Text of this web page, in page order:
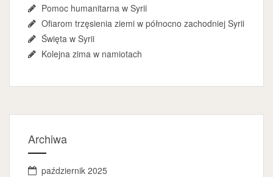
Pomoc humanitarna w Syrii
Ofiarom trzęsienia ziemi w północno zachodniej Syrii
Święta w Syrii
Kolejna zima w namiotach
Archiwa
październik 2025